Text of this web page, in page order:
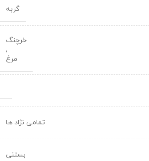
گربه
خرچنگ
,
مرغ
تمامی نژاد ها
بستنی